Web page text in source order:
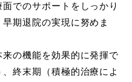
面でのサポートをしっかり
早期退院の実現に努めま
来の機能を効果的に発揮で
、終末期（積極的治療によ